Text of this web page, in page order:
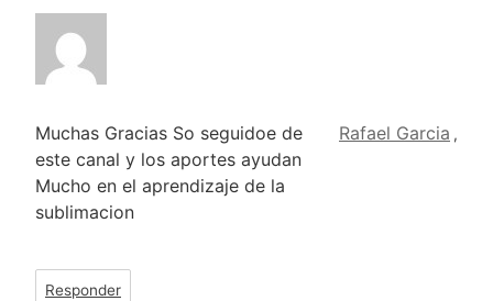
Rafael Garcia ,
Muchas Gracias So seguidoe de
este canal y los aportes ayudan
Mucho en el aprendizaje de la
sublimacion
Responder